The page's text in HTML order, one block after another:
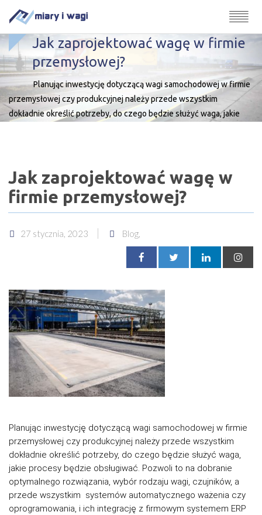
Jak zaprojektować wagę w firmie
przemysłowej?
Planując inwestycję dotyczącą wagi samochodowej w firmie
przemysłowej czy produkcyjnej należy przede wszystkim
dokładnie określić potrzeby, do czego będzie służyć waga, jakie
integrację z firmowym […]
Jak zaprojektować wagę w
firmie przemysłowej?
27 stycznia, 2023 Blog,
Planując inwestycję dotyczącą wagi samochodowej w firmie
przemysłowej czy produkcyjnej należy przede wszystkim
dokładnie określić potrzeby, do czego będzie służyć waga,
jakie procesy będzie obsługiwać. Pozwoli to na dobranie
optymalnego rozwiązania, wybór rodzaju wagi, czujników, a
przede wszystkim systemów automatycznego ważenia czy
oprogramowania, i ich integrację z firmowym systemem ERP